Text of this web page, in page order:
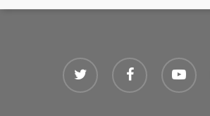
twitter facebook youtube